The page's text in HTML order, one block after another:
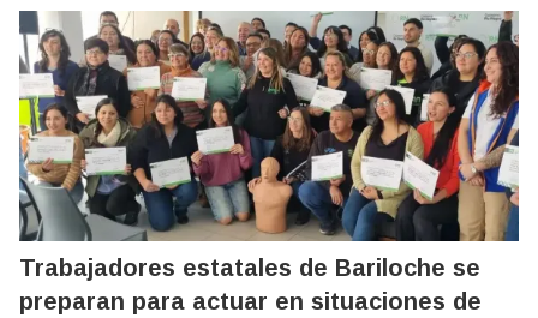
Trabajadores estatales de Bariloche se
preparan para actuar en situaciones de